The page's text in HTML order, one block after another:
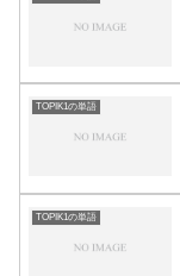
TOPIK1の単語
TOPIK1の単語